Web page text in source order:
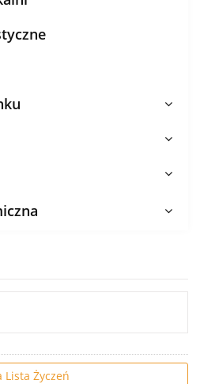
Lista Życzeń